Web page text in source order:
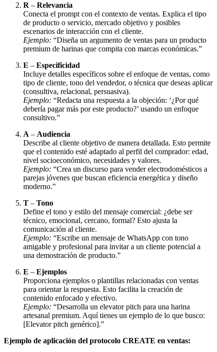
R – Relevancia
Conecta el prompt con el contexto de ventas. Explica el tipo
de producto o servicio, mercado objetivo y posibles
escenarios de interacción con el cliente.
Ejemplo: “Diseña un argumento de ventas para un producto
premium de harinas que compita con marcas económicas.”
E – Especificidad
Incluye detalles específicos sobre el enfoque de ventas, como
tipo de cliente, tono del vendedor, o técnica que deseas aplicar
(consultiva, relacional, persuasiva).
Ejemplo: “Redacta una respuesta a la objeción: ‘¿Por qué
debería pagar más por este producto?’ usando un enfoque
consultivo.”
A – Audiencia
Describe al cliente objetivo de manera detallada. Esto permite
que el contenido esté adaptado al perfil del comprador: edad,
nivel socioeconómico, necesidades y valores.
Ejemplo: “Crea un discurso para vender electrodomésticos a
parejas jóvenes que buscan eficiencia energética y diseño
moderno.”
T – Tono
Define el tono y estilo del mensaje comercial: ¿debe ser
técnico, emocional, cercano, formal? Esto ajusta la
comunicación al cliente.
Ejemplo: “Escribe un mensaje de WhatsApp con tono
amigable y profesional para invitar a un cliente potencial a
una demostración de producto.”
E – Ejemplos
Proporciona ejemplos o plantillas relacionadas con ventas
para orientar la respuesta. Esto facilita la creación de
contenido enfocado y efectivo.
Ejemplo: “Desarrolla un elevator pitch para una harina
artesanal premium. Aquí tienes un ejemplo de lo que busco:
[Elevator pitch genérico].”
Ejemplo de aplicación del protocolo CREATE en ventas: